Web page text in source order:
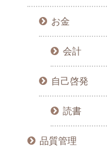
お金
会計
自己啓発
読書
品質管理